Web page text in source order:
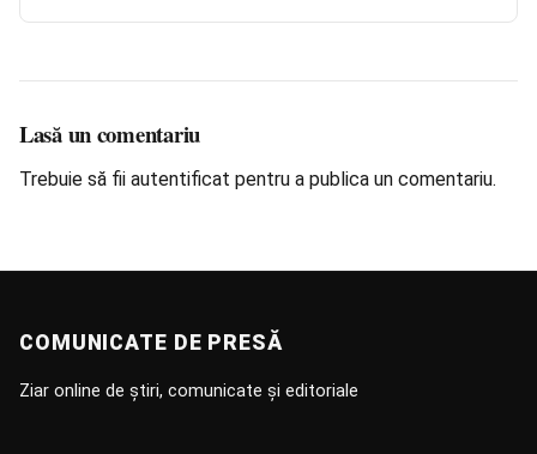
Lasă un comentariu
Trebuie să fii autentificat pentru a publica un comentariu.
COMUNICATE DE PRESĂ
Ziar online de știri, comunicate și editoriale